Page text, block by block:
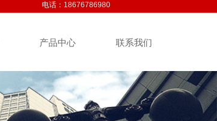
电话： 18676786980
产品中心 联系我们